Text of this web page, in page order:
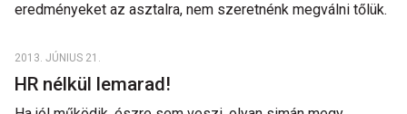
eredményeket az asztalra, nem szeretnénk megválni tőlük.
2013. JÚNIUS 21.
HR nélkül lemarad!